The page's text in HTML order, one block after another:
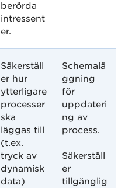
berörda
intressent
er.
Säkerställ
er hur
ytterligare
processer
ska
läggas till
(t.ex.
tryck av
dynamisk
data)
Schemalä
ggning
för
uppdateri
ng av
process.
Säkerställ
er
tillgänglig